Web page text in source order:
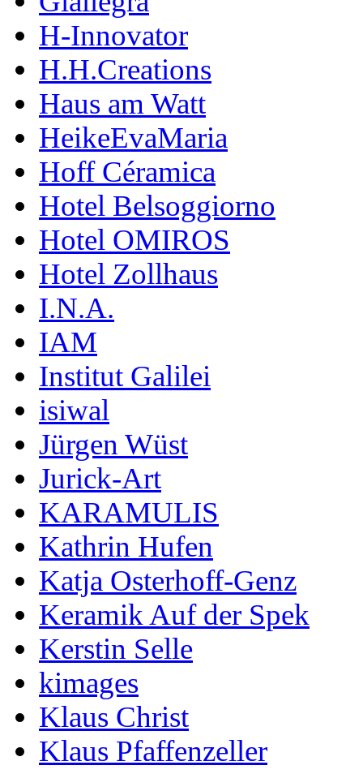
H-Innovator
H.H.Creations
Haus am Watt
HeikeEvaMaria
Hoff Céramica
Hotel Belsoggiorno
Hotel OMIROS
Hotel Zollhaus
I.N.A.
IAM
Institut Galilei
isiwal
Jürgen Wüst
Jurick-Art
KARAMULIS
Kathrin Hufen
Katja Osterhoff-Genz
Keramik Auf der Spek
Kerstin Selle
kimages
Klaus Christ
Klaus Pfaffenzeller